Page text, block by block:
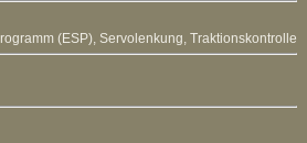
(ESP), Servolenkung, Traktionskontrolle